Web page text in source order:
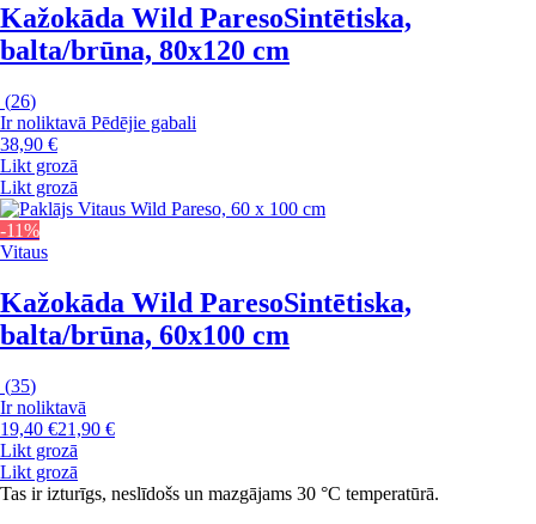
Kažokāda Wild ParesoSintētiska,
balta/brūna, 80x120 cm
(26)
Ir noliktavā Pēdējie gabali
38,90 €
Likt grozā
Likt grozā
-11%
Vitaus
Kažokāda Wild ParesoSintētiska,
balta/brūna, 60x100 cm
(35)
Ir noliktavā
19,40 €21,90 €
Likt grozā
Likt grozā
Tas ir izturīgs, neslīdošs un mazgājams 30 °C temperatūrā.